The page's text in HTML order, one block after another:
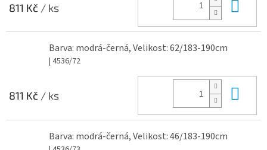
811 Kč / ks
Barva: modrá-černá, Velikost: 62/183-190cm
| 4536/72
811 Kč / ks
Barva: modrá-černá, Velikost: 46/183-190cm